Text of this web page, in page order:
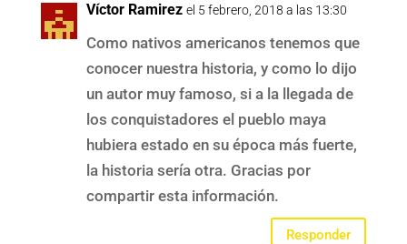
Víctor Ramirez el 5 febrero, 2018 a las 13:30
Como nativos americanos tenemos que
conocer nuestra historia, y como lo dijo
un autor muy famoso, si a la llegada de
los conquistadores el pueblo maya
hubiera estado en su época más fuerte,
la historia sería otra. Gracias por
compartir esta información.
Responder